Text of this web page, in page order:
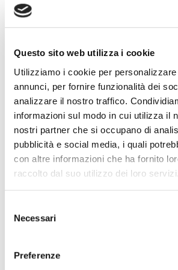
Questo sito web utilizza i cookie
Utilizziamo i cookie per
annunci, per fornire funzionalità dei
analizzare il nostro traffico.
informazioni sul modo in cui utilizza il
nostri partner che si occupano di
pubblicità e social media, i quali
con altre informazioni che ha fornito
raccolto dal suo utilizzo dei loro servizi.
delNecessari
Preferenze
L’applicazione
di individuare
interessi.
Ogni utente ha la possibilità di
proprio profilo alcune
Tali preferenze vengono
di altri utenti presenti nei
possibile far partire una
Oltre ad individuare persone
consente di profilare gli utenti
proprio smartphone
agli interessi dichiarati.